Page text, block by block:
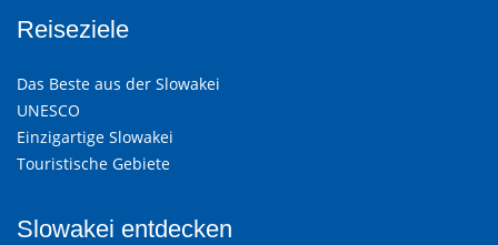
Reiseziele
Das Beste aus der Slowakei
UNESCO
Einzigartige Slowakei
Touristische Gebiete
Slowakei entdecken